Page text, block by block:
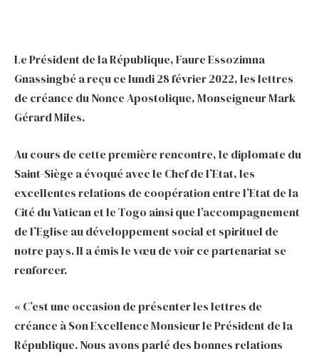
Le Président de la République, Faure Essozimna
Gnassingbé a reçu ce lundi 28 février 2022, les lettres
de créance du Nonce Apostolique, Monseigneur Mark
Gérard Miles.
Au cours de cette première rencontre, le diplomate du
Saint-Siège a évoqué avec le Chef de l’Etat, les
excellentes relations de coopération entre l’Etat de la
Cité du Vatican et le Togo ainsi que l’accompagnement
de l’Eglise au développement social et spirituel de
notre pays. Il a émis le vœu de voir ce partenariat se
renforcer.
« C’est une occasion de présenter les lettres de
créance à Son Excellence Monsieur le Président de la
République. Nous avons parlé des bonnes relations